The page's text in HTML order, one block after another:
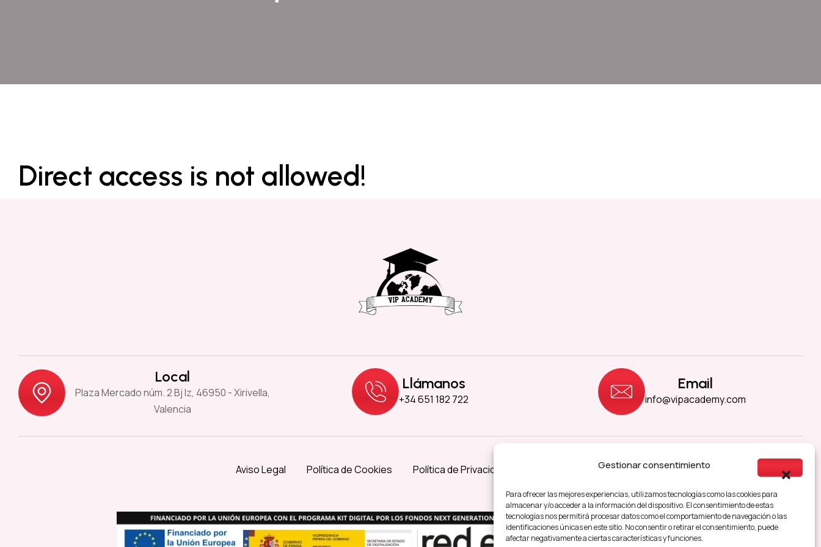
Gestionar consentimiento
Para ofrecer las mejores experiencias, utilizamos tecnologías como las cookies para
almacenar y/o acceder a la información del dispositivo. El consentimiento de estas
tecnologías nos permitirá procesar datos como el comportamiento de navegación o las
identificaciones únicas en este sitio. No consentir o retirar el consentimiento, puede
afectar negativamente a ciertas características y funciones.
Direct access is not allowed!
Local
Plaza Mercado núm. 2 Bj Iz, 46950 - Xirivella,
Valencia
Llámanos
+34 651 182 722
Email
info@vipacademy.com
Aviso Legal Política de Cookies Política de Privacidad